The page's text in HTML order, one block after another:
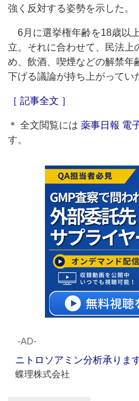
強く反対する姿勢を示した。
6月に選挙権年齢を18歳以
立。それに合わせて、民法上
め、飲酒、喫煙などの解禁年
下げる議論が持ち上がってい
［ 記事全文 ］
＊ 全文閲覧には薬事日報 電
す。
‐AD‐
ニトロソアミン分析承りま
蝶理株式会社